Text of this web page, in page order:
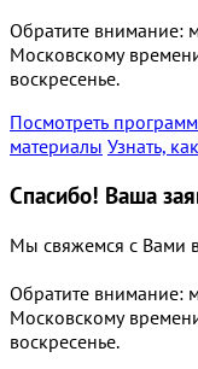
Обратите внимание:
Московскому
воскресенье.
Посмотреть
материалы Узнать,
Спасибо! Ваша
Мы свяжемся с Вами
Обратите внимание:
Московскому
воскресенье.